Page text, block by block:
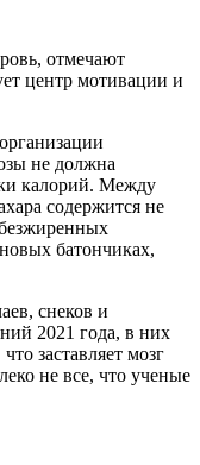
отмечают
центр мотивации и
не должна
калорий. Между
содержится не
батончиках,
снеков и
2021 года, в них
заставляет мозг
не все, что ученые